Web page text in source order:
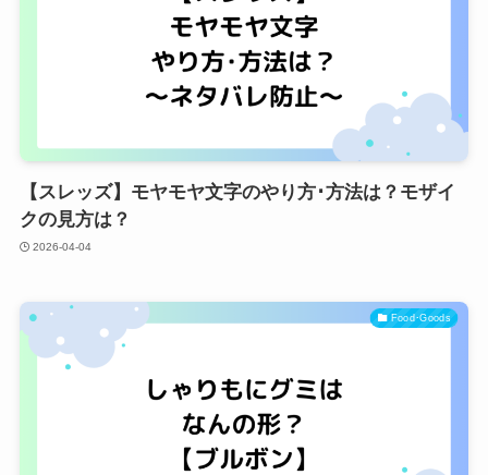
【スレッズ】モヤモヤ文字のやり方･方法は？モザイ
クの見方は？
2026-04-04
Food･Goods